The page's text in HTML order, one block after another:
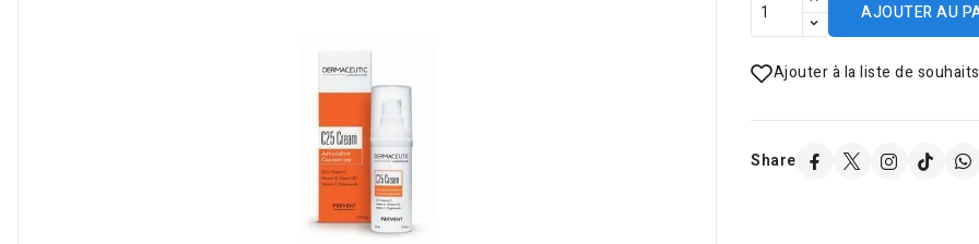
AJOUTER AU
Ajouter à la liste de souhaits
Share